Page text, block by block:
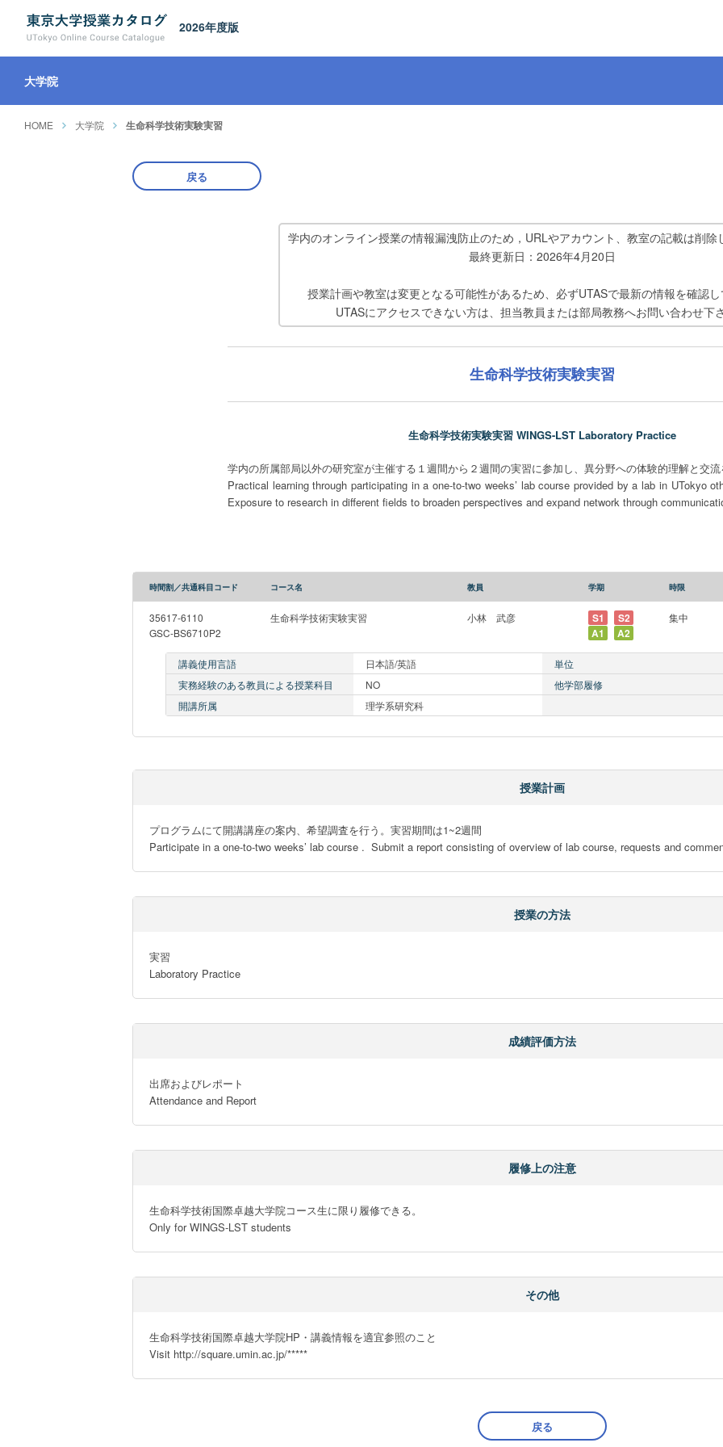
2026年度版
大学院
HOME 大学院 生命科学技術実験実習
戻る
学内のオンライン授業の情報漏洩防止のため，URLやアカウント、教室の記載は削除
最終更新日：2026年4月20日
授業計画や教室は変更となる可能性があるため、必ずUTASで最新の情報を確認
UTASにアクセスできない方は、担当教員または部局教務へお問い合わせ下
生命科学技術実験実習
生命科学技術実験実習 WINGS-LST Laboratory Practice
学内の所属部局以外の研究室が主催する１週間から２週間の実習に参加し、異分野への体験的理解と交
Practical learning through participating in a one-to-two weeks’ lab course provided by a lab in UTokyo
Exposure to research in different fields to broaden perspectives and expand network through
時間割／共通科目コード コース名 教員 学期 時限
35617-6110
GSC-BS6710P2
生命科学技術実験実習 小林 武彦 S1
S2
A1
A2
集中
講義使用言語 日本語/英語
単位
実務経験のある教員による授業科目
NO
他学部履修
開講所属
理学系研究科
授業計画
プログラムにて開講講座の案内、希望調査を行う。実習期間は1~2週間
Participate in a one-to-two weeks’ lab course .  Submit a report consisting of overview of lab course, requests and
授業の方法
実習
Laboratory Practice
成績評価方法
出席およびレポート
Attendance and Report
履修上の注意
生命科学技術国際卓越大学院コース生に限り履修できる。
Only for WINGS-LST students
その他
生命科学技術国際卓越大学院HP・講義情報を適宜参照のこと
Visit http://square.umin.ac.jp/*****
戻る